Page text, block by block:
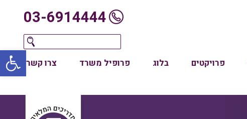
03-6914444
פרויקטים בלוג פרופיל משרד צרו קשר